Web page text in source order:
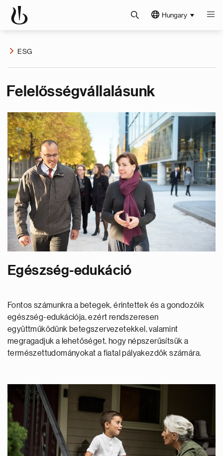
Hungary
ESG
Felelősségvállalásunk
Egészség-edukáció
Fontos számunkra a betegek, érintettek és a gondozóik
egészség-edukációja, ezért rendszeresen
együttműködünk betegszervezetekkel, valamint
megragadjuk a lehetőséget, hogy népszerűsítsük a
természettudományokat a fiatal pályakezdők számára.